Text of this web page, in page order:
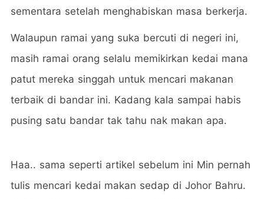
sementara setelah menghabiskan masa berkerja.
Walaupun ramai yang suka bercuti di negeri ini,
masih ramai orang selalu memikirkan kedai mana
patut mereka singgah untuk mencari makanan
terbaik di bandar ini. Kadang kala sampai habis
pusing satu bandar tak tahu nak makan apa.
Haa.. sama seperti artikel sebelum ini Min pernah
tulis mencari kedai makan sedap di Johor Bahru.